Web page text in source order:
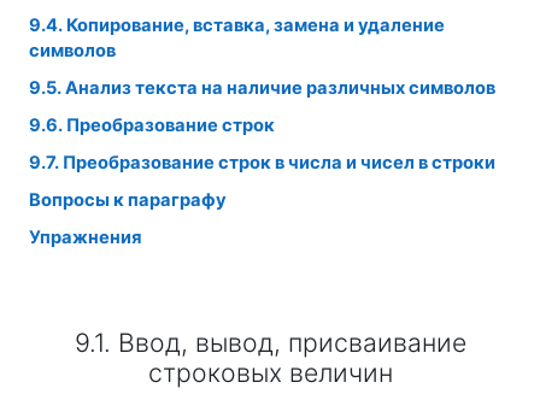
9.4. Копирование, вставка, замена и удаление
символов
9.5. Анализ текста на наличие различных символов
9.6. Преобразование строк
9.7. Преобразование строк в числа и чисел в строки
Вопросы к параграфу
Упражнения
9.1. Ввод, вывод, присваивание
строковых величин